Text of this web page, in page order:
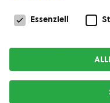
Datenschutzeinstellungen
Essenziell